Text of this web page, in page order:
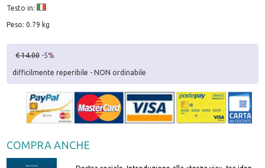
Testo in:
Peso: 0.79 kg
€ 14.00 -5%
difficilmente reperibile - NON ordinabile
COMPRA ANCHE